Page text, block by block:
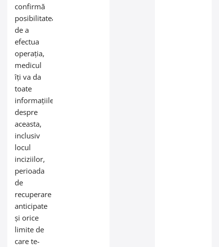
confirmă
posibilitatea
de a
efectua
operația,
medicul
îți va da
toate
informațiile
despre
aceasta,
inclusiv
locul
inciziilor,
perioada
de
recuperare
anticipate
și orice
limite de
care te-